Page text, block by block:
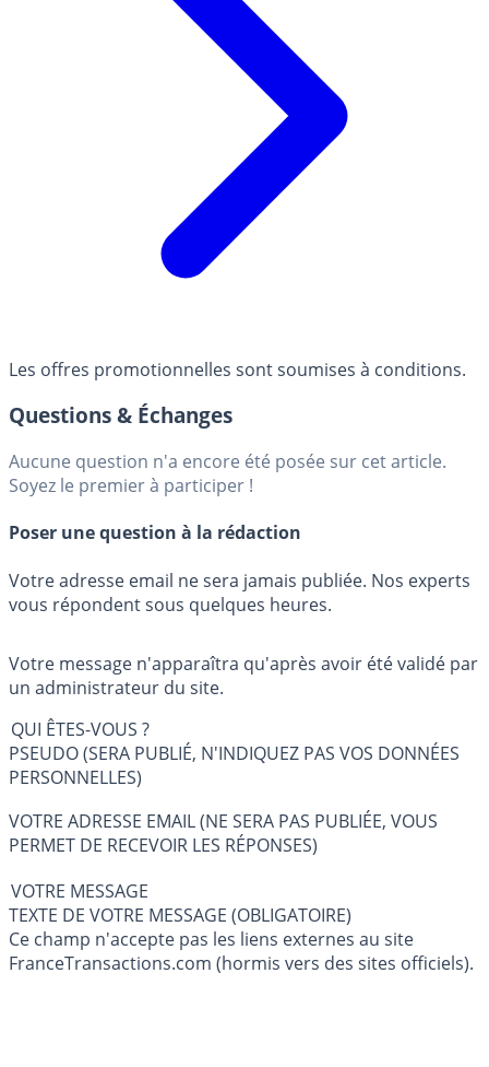
Les offres promotionnelles sont soumises à conditions.
Questions & Échanges
Aucune question n'a encore été posée sur cet article.
Soyez le premier à participer !
Poser une question à la rédaction
Votre adresse email ne sera jamais publiée. Nos experts
vous répondent sous quelques heures.
Votre message n'apparaîtra qu'après avoir été validé par
un administrateur du site.
QUI ÊTES-VOUS ?
PSEUDO (SERA PUBLIÉ, N'INDIQUEZ PAS VOS DONNÉES
PERSONNELLES)
VOTRE ADRESSE EMAIL (NE SERA PAS PUBLIÉE, VOUS
PERMET DE RECEVOIR LES RÉPONSES)
VOTRE MESSAGE
TEXTE DE VOTRE MESSAGE (OBLIGATOIRE)
Ce champ n'accepte pas les liens externes au site
FranceTransactions.com (hormis vers des sites officiels).